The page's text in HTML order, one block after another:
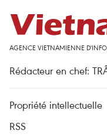
AGENCE VIETNAMIENNE
Rédacteur en chef:
Propriété intellectuelle
RSS